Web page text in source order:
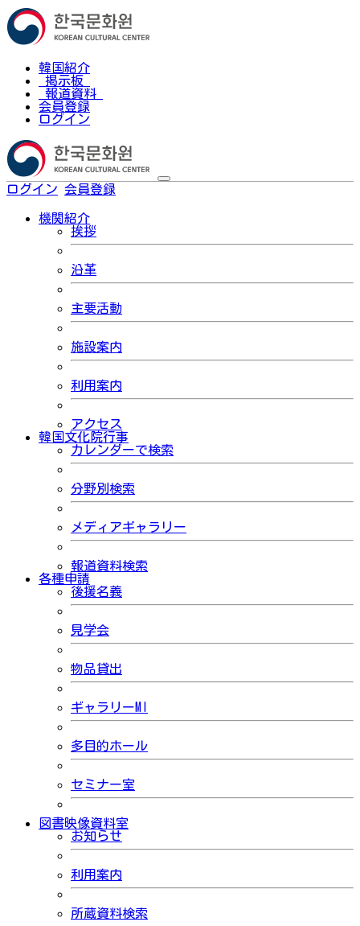
韓国紹介
掲示板
報道資料
会員登録
ログイン
ログイン 会員登録
機関紹介
挨拶
沿革
主要活動
施設案内
利用案内
アクセス
韓国文化院行事
カレンダーで検索
分野別検索
メディアギャラリー
報道資料検索
各種申請
後援名義
見学会
物品貸出
ギャラリーMI
多目的ホール
セミナー室
図書映像資料室
お知らせ
利用案内
所蔵資料検索